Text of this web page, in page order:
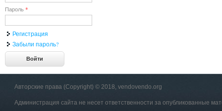
Пароль *
Регистрация
Забыли пароль?
Авторские права (Copyright) © 2018, vendovendo.org
Администрация сайта не несет ответственности за опубликованные